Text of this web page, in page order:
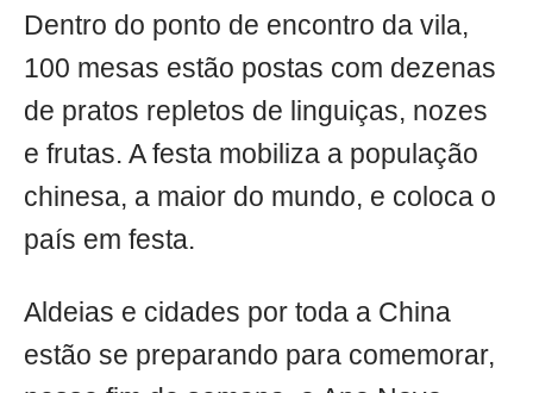
Dentro do ponto de encontro da vila,
100 mesas estão postas com dezenas
de pratos repletos de linguiças, nozes
e frutas. A festa mobiliza a população
chinesa, a maior do mundo, e coloca o
país em festa.
Aldeias e cidades por toda a China
estão se preparando para comemorar,